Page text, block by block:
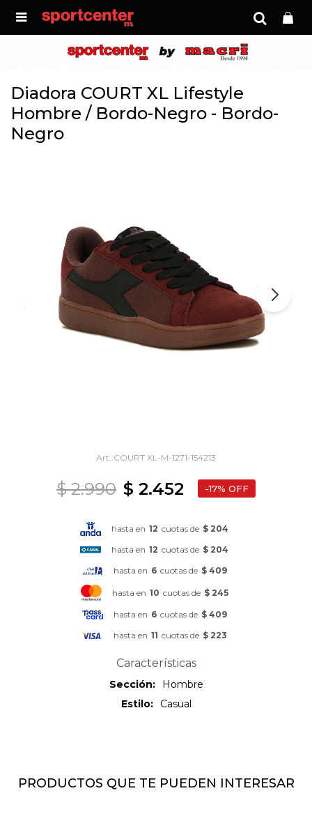

Diadora COURT XL Lifestyle
Hombre / Bordo-Negro - Bordo-
Negro
COURT XL-M-1271-154213
$ 2.452
$ 2.990 17
hasta en 12 cuotas de $ 204
hasta en 12 cuotas de $ 204
hasta en 6 cuotas de $ 409
hasta en 10 cuotas de $ 245
hasta en 6 cuotas de $ 409
hasta en 11 cuotas de $ 223
Características
Sección
Hombre
Estilo
Casual
PRODUCTOS QUE TE PUEDEN INTERESAR